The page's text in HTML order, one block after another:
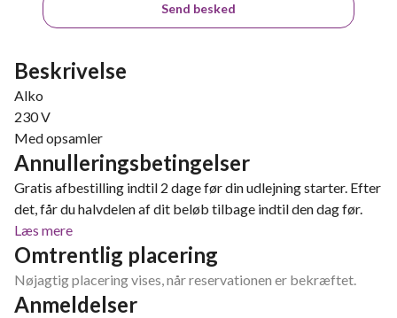
Send besked
Beskrivelse
Alko
230 V
Med opsamler
Annulleringsbetingelser
Gratis afbestilling indtil 2 dage før din udlejning starter. Efter
det, får du halvdelen af dit beløb tilbage indtil den dag før.
Læs mere
Omtrentlig placering
Nøjagtig placering vises, når reservationen er bekræftet.
Anmeldelser